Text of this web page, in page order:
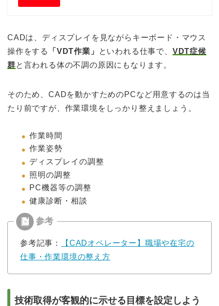
CADは、ディスプレイを見ながらキーボード・マウス
操作をする
「VDT作業」 といわれる仕事で、 VDT症候
群と言われる体の不調の原因にもなります。
そのため、CADを動かすためのPCなど用意するのは当
たり前ですが、作業環境をしっかり整えましょう。
作業時間
作業姿勢
ディスプレイの調整
照明の調整
PC機器等の調整
健康診断・相談
参考記事：
【CADオペレーター】職場や在宅の
仕事・作業環境の整え方
技術取得が客観的に示せる目標を設定しよう